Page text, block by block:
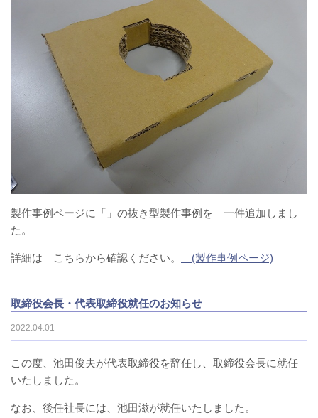
製作事例ページに「」の抜き型製作事例を 一件追加しまし
た。
詳細は こちらから確認ください。 (製作事例ページ)
取締役会長・代表取締役就任のお知らせ
2022.04.01
この度、池田俊夫が代表取締役を辞任し、取締役会長に就任
いたしました。
なお、後任社長には、池田滋が就任いたしました。